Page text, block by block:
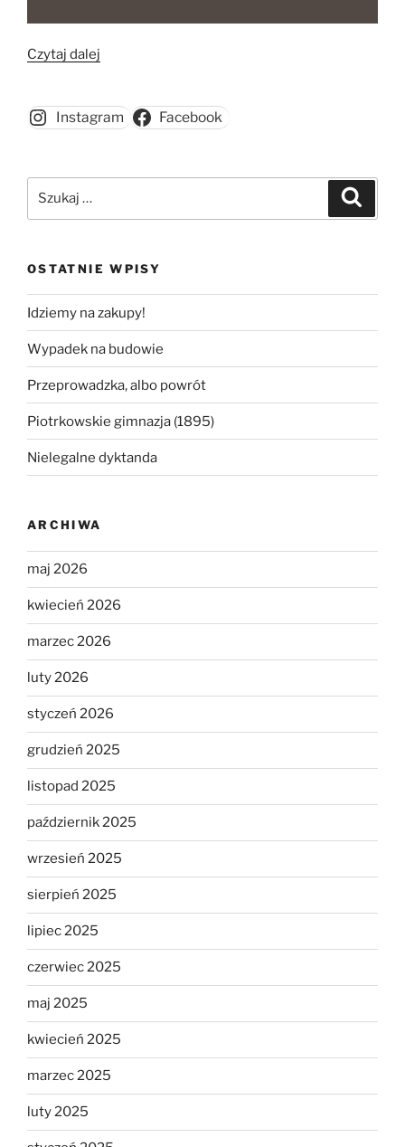
Czytaj dalej
Ratuldowie
Instagram Facebook
OSTATNIE WPISY
Idziemy na zakupy!
Wypadek na budowie
Przeprowadzka, albo powrót
Piotrkowskie gimnazja (1895)
Nielegalne dyktanda
ARCHIWA
maj 2026
kwiecień 2026
marzec 2026
luty 2026
styczeń 2026
grudzień 2025
listopad 2025
październik 2025
wrzesień 2025
sierpień 2025
lipiec 2025
czerwiec 2025
maj 2025
kwiecień 2025
marzec 2025
luty 2025